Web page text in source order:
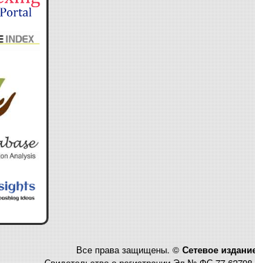
Все права защищены. ©Сетевое